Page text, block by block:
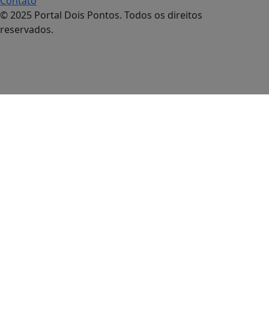
© 2025 Portal Dois Pontos. Todos os direitos
reservados.